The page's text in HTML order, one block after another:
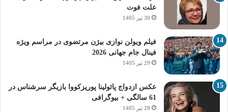
علت فوت
30 تیر 1405
فیلم ویولن نوازی بیژن مرتضوی در مراسم ویژه
فینال جام جهانی 2026
29 تیر 1405
عکس ازدواج پائولینا پوریزکووا بازیگر سرشناس در
61 سالگی + بیوگرافی
28 تیر 1405